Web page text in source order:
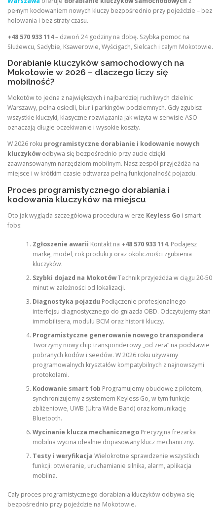
pełnym kodowaniem nowych kluczy bezpośrednio przy pojeździe – bez
holowania i bez straty czasu.
+48 570 933 114– dzwoń 24 godziny na dobę. Szybka pomoc na
Służewcu, Sadybie, Ksawerowie, Wyścigach, Sielcach i całym Mokotowie.
Dorabianie kluczyków samochodowych na
Mokotowie w 2026 – dlaczego liczy się
mobilność?
Mokotów to jedna z największych i najbardziej ruchliwych dzielnic
Warszawy, pełna osiedli, biur i parkingów podziemnych. Gdy zgubisz
wszystkie kluczyki, klasyczne rozwiązania jak wizyta w serwisie ASO
oznaczają długie oczekiwanie i wysokie koszty.
W 2026 roku programistyczne dorabianie i kodowanie nowych
kluczykówodbywa się bezpośrednio przy aucie dzięki
zaawansowanym narzędziom mobilnym. Nasz zespół przyjeżdża na
miejsce i w krótkim czasie odtwarza pełną funkcjonalność pojazdu.
Proces programistycznego dorabiania i
kodowania kluczyków na miejscu
Oto jak wygląda szczegółowa procedura w erze Keyless Go i smart
fobs:
Zgłoszenie awarii Kontakt na +48 570 933 114. Podajesz
markę, model, rok produkcji oraz okoliczności zgubienia
kluczyków.
Szybki dojazd na MokotówTechnik przyjeżdża w ciągu 20-50
minut w zależności od lokalizacji.
Diagnostyka pojazdu Podłączenie profesjonalnego
interfejsu diagnostycznego do gniazda OBD. Odczytujemy stan
immobilisera, modułu BCM oraz historii kluczy.
Programistyczne generowanie nowego transpondera
Tworzymy nowy chip transponderowy „od zera” na podstawie
pobranych kodów i seedów. W 2026 roku używamy
programowalnych kryształów kompatybilnych z najnowszymi
protokołami.
Kodowanie smart fob Programujemy obudowę z pilotem,
synchronizujemy z systemem Keyless Go, w tym funkcje
zbliżeniowe, UWB (Ultra Wide Band) oraz komunikację
Bluetooth.
Wycinanie klucza mechanicznegoPrecyzyjna frezarka
mobilna wycina idealnie dopasowany klucz mechaniczny.
Testy i weryfikacja Wielokrotne sprawdzenie wszystkich
funkcji: otwieranie, uruchamianie silnika, alarm, aplikacja
mobilna.
Cały proces programistycznego dorabiania kluczyków odbywa się
bezpośrednio przy pojeździe na Mokotowie.